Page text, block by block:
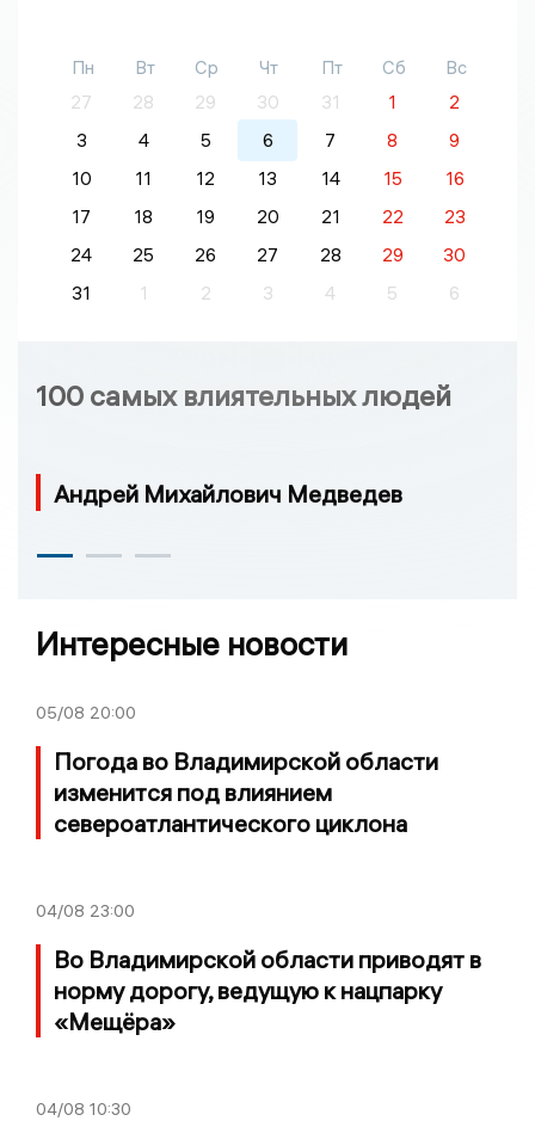
Пн Вт Ср Чт Пт Сб
Вс
27
28 29 30 31 1
2
3
4 5 6 7 8
9
10
11 12 13 14 15
16
17
18 19 20 21 22
23
24
25 26 27 28 29
30
31
1 2 3 4 5 6
100 самых влиятельных людей
Андрей Михайлович Медведев
Интересные новости
05/08 20:00
Погода во Владимирской области
изменится под влиянием
североатлантического циклона
04/08 23:00
Во Владимирской области приводят в
норму дорогу, ведущую к нацпарку
«Мещёра»
04/08 10:30